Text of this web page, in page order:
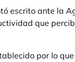
escrito ante la
que
por lo